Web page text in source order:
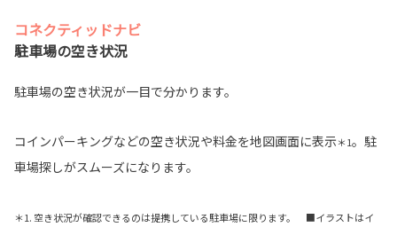
コネクティッドナビ
駐車場の空き状況
駐車場の空き状況が一目で分かります。
コインパーキングなどの空き状況や料金を地図画面に表示＊1。駐
車場探しがスムーズになります。
＊1. 空き状況が確認できるのは提携している駐車場に限ります。 ■イラストはイ